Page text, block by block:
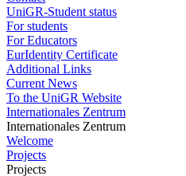
UniGR-Student status
For students
For Educators
EurIdentity Certificate
Additional Links
Current News
To the UniGR Website
Internationales Zentrum
Internationales Zentrum
Welcome
Projects
Projects